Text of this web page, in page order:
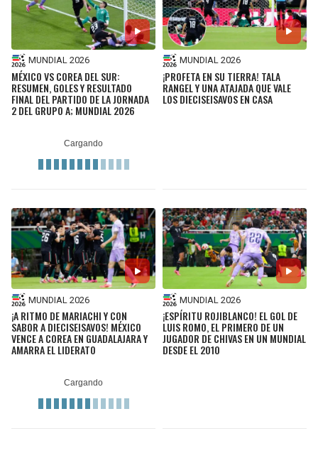
MUNDIAL 2026
MÉXICO VS COREA DEL SUR:
RESUMEN, GOLES Y RESULTADO
FINAL DEL PARTIDO DE LA JORNADA
2 DEL GRUPO A; MUNDIAL 2026
MUNDIAL 2026
¡PROFETA EN SU TIERRA! TALA
RANGEL Y UNA ATAJADA QUE VALE
LOS DIECISEISAVOS EN CASA
MUNDIAL 2026
¡A RITMO DE MARIACHI Y CON
SABOR A DIECISEISAVOS! MÉXICO
VENCE A COREA EN GUADALAJARA Y
AMARRA EL LIDERATO
MUNDIAL 2026
¡ESPÍRITU ROJIBLANCO! EL GOL DE
LUIS ROMO, EL PRIMERO DE UN
JUGADOR DE CHIVAS EN UN MUNDIAL
DESDE EL 2010